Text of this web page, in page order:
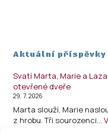
Aktuální příspěvky
Svatí Marta, Marie a
otevřené dveře
29. 7. 2026
Marta slouží, Marie
z hrobu. Tři sourozenci…